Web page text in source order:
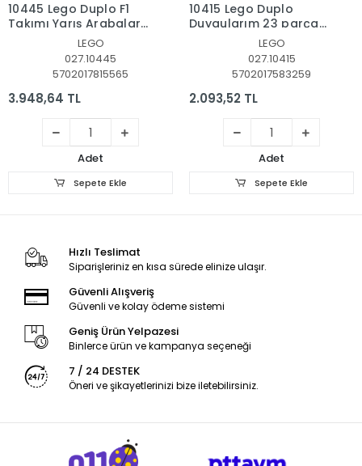
10445 Lego Duplo F1
Takımı Yarış Arabaları
ve Sürücüleri 70 parça
LEGO
027.10445
5702017815565
3.948,64 TL
Adet
Sepete Ekle
10415 Lego Duplo
Duygularım 23 parça
LEGO
027.10415
5702017583259
2.093,52 TL
Adet
Sepete Ekle
Hızlı Teslimat
Siparişleriniz en kısa sürede elinize ulaşır.
Güvenli Alışveriş
Güvenli ve kolay ödeme sistemi
Geniş Ürün Yelpazesi
Binlerce ürün ve kampanya seçeneği
7 / 24 DESTEK
Öneri ve şikayetlerinizi bize iletebilirsiniz.